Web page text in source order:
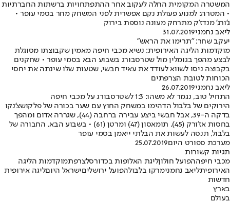
המשטרה המקומית החלה לעקוב אחר ההתפתחויות ברשתות החברתיות
• המטרה: למנוע פעולת נקם אפשרית לפני המשחק מחר בסמי עופר •
ג'ורג' מנדז'ק מתרחק מעונה נוספת בירוק
ליאב נחמני31.07.2019
יעקב שחר: "תרימו את הראש"
מוקדמות הליגה האירופית: נשיא מכבי חיפה מאמין שקבוצתו מסוגלת
לבצע מהפך בגומלין מול שטרסבורג בשבוע הבא בסמי עופר • שחקנים
בקבוצה ניסו לשווא לעודד את עאיד חבשי, שטעות שלו שינתה את יחסי
הכוחות לטובת הצרפתים
ליאב נחמני26.07.2019
התחיל טוב, נגמר לא משהו: 1:3 לשטרסבורג על מכבי חיפה
הירוקים של בלבול הדהימו במשחק החוץ עם שער בכורה של פלקושצ'נקו
בדקה ה-39, אבל חבשי ביצע עבירה ברחבה (44), שגררה אדום ומהפך
בחסות אז'ורק (45), תומאסון (47) ומרטן (61) • בשבוע הבא, החבורה של
בלבול, תנסה לעשות את הבלתי ייאמן בסמי עופר
מערכת ספורט היום25.07.2019
תגיות קשורות
מכבי חיפההפועל חולוןליגת האלופות בכדורסלצרפתמוקדמות הליגה
האירופיתליאב נחמנימרקו בלבולהפועל ירושליםישראל היוםליגה אירופית
חדשות
בארץ
בעולם